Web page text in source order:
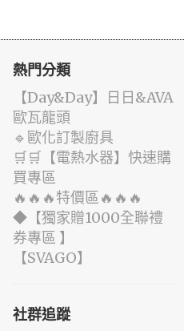
熱門分類
️【Day&Day】️日日&AVA
歐瓦龍頭
🔹歐化訂製廚具
🛒🛒【電熱水器】快速購
買專區
🔥🔥🔥特價區🔥🔥🔥
◆【獨家贈1000全聯禮
券專區 】
️【SVAGO】️
社群追蹤